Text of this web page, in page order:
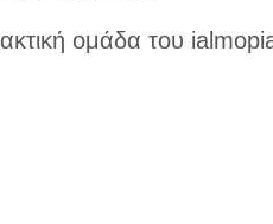
ομάδα του